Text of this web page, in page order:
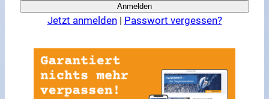
Jetzt anmelden| Passwort vergessen?